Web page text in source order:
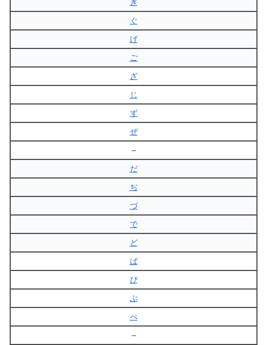
ぎ
ぐ
げ
ご
ざ
じ
ず
ぜ
–
だ
ぢ
づ
で
ど
ば
び
ぶ
べ
–